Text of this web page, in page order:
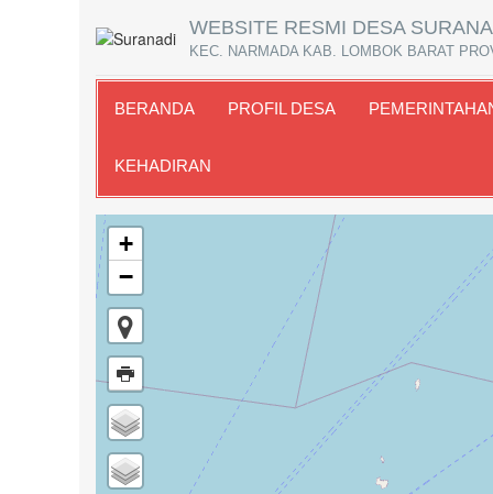
WEBSITE RESMI DESA
KEC. NARMADA KAB. LOMBOK BARAT
BERANDA PROFIL DESA
KEHADIRAN
+
−